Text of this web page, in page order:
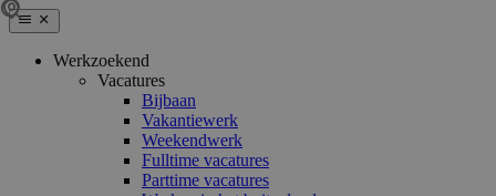
Werkzoekend
Vacatures
Bijbaan
Vakantiewerk
Weekendwerk
Fulltime vacatures
Parttime vacatures